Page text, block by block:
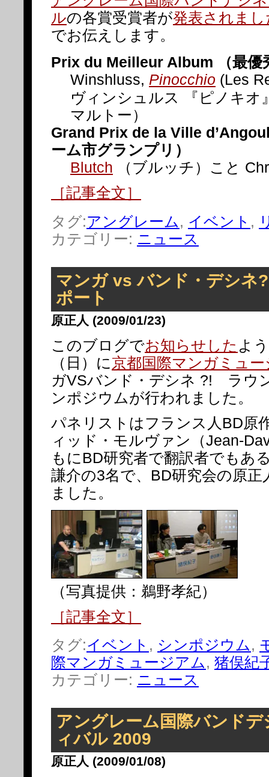
ルの各賞受賞者が発表されまし
でお伝えします。
Prix du Meilleur Album （最優
Winshluss, Pinocchio (Les
ヴィンシュルス 『ピノキオ
マルトー）
Grand Prix de la Ville
ーム市グランプリ）
Blutch （ブルッチ）こと
［記事全文］
タグ:アングレーム , イベント ,
カテゴリー: ニュース
マンガ vs バンド・デシネ
ポート
原正人 (2009/01/23)
このブログでお知らせした よ
（日）に京都国際マンガミュ
ガVSバンド・デシネ ?! ラウ
ンポジウムが行われました。
パネリストはフランス人BD原
ィッド・モルヴァン（Jean-
もにBD研究者で翻訳者でもあ
謙介の3名で、BD研究会の原正
ました。
（写真提供：鵜野孝紀）
［記事全文］
タグ:イベント , シンポジウム,
際マンガミュージアム, 猪俣紀
カテゴリー: ニュース
アングレーム国際バンド
ィバル 2009
原正人 (2009/01/08)